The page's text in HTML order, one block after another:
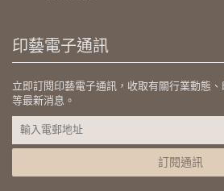
印藝電子通訊
立即訂閱印藝電子通訊，收取有關行業動態
等最新消息。
訂閱通訊